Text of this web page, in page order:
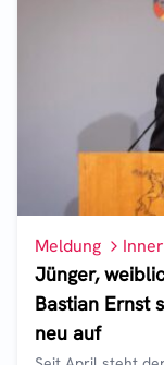
Meldung
Jünger,
Bastian Ernst
neu auf